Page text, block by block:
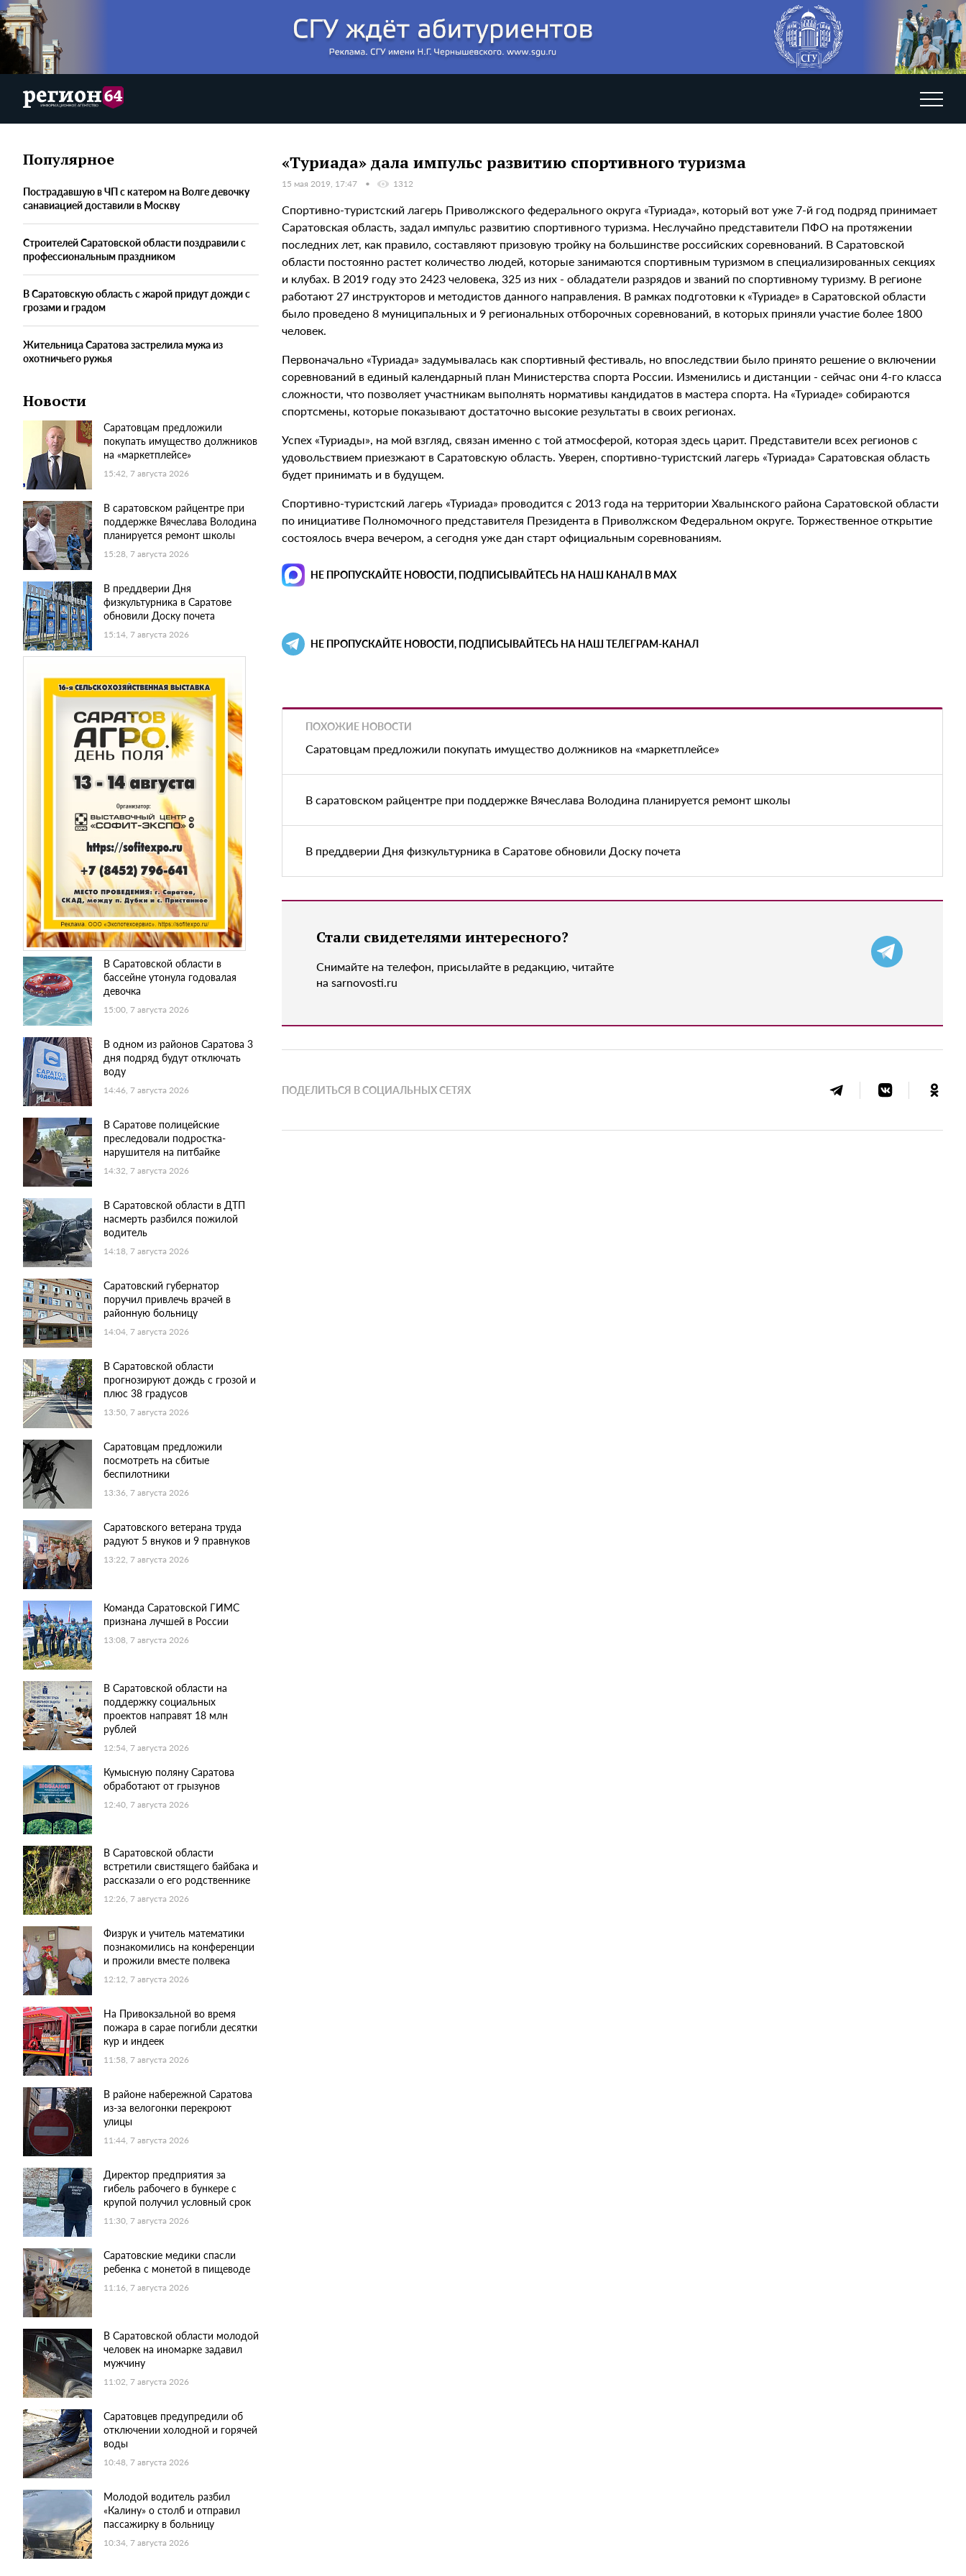
Популярное
Пострадавшую в ЧП с катером на Волге девочку
санавиацией доставили в Москву
Строителей Саратовской области поздравили с
профессиональным праздником
В Саратовскую область с жарой придут дожди с
грозами и градом
Жительница Саратова застрелила мужа из
охотничьего ружья
Новости
Саратовцам предложили
покупать имущество должников
на «маркетплейсе»
15:42, 7 августа 2026
В саратовском райцентре при
поддержке Вячеслава Володина
планируется ремонт школы
15:28, 7 августа 2026
В преддверии Дня
физкультурника в Саратове
обновили Доску почета
15:14, 7 августа 2026
В Саратовской области в
бассейне утонула годовалая
девочка
15:00, 7 августа 2026
В одном из районов Саратова 3
дня подряд будут отключать
воду
14:46, 7 августа 2026
В Саратове полицейские
преследовали подростка-
нарушителя на питбайке
14:32, 7 августа 2026
В Саратовской области в ДТП
насмерть разбился пожилой
водитель
14:18, 7 августа 2026
Саратовский губернатор
поручил привлечь врачей в
районную больницу
14:04, 7 августа 2026
В Саратовской области
прогнозируют дождь с грозой и
плюс 38 градусов
13:50, 7 августа 2026
Саратовцам предложили
посмотреть на сбитые
беспилотники
13:36, 7 августа 2026
Саратовского ветерана труда
радуют 5 внуков и 9 правнуков
13:22, 7 августа 2026
Команда Саратовской ГИМС
признана лучшей в России
13:08, 7 августа 2026
В Саратовской области на
поддержку социальных
проектов направят 18 млн
рублей
12:54, 7 августа 2026
Кумысную поляну Саратова
обработают от грызунов
12:40, 7 августа 2026
В Саратовской области
встретили свистящего байбака и
рассказали о его родственнике
12:26, 7 августа 2026
Физрук и учитель математики
познакомились на конференции
и прожили вместе полвека
12:12, 7 августа 2026
На Привокзальной во время
пожара в сарае погибли десятки
кур и индеек
11:58, 7 августа 2026
В районе набережной Саратова
из-за велогонки перекроют
улицы
11:44, 7 августа 2026
Директор предприятия за
гибель рабочего в бункере с
крупой получил условный срок
11:30, 7 августа 2026
Саратовские медики спасли
ребенка с монетой в пищеводе
11:16, 7 августа 2026
В Саратовской области молодой
человек на иномарке задавил
мужчину
11:02, 7 августа 2026
Саратовцев предупредили об
отключении холодной и горячей
воды
10:48, 7 августа 2026
Молодой водитель разбил
«Калину» о столб и отправил
пассажирку в больницу
10:34, 7 августа 2026
«Туриада» дала импульс развитию спортивного туризма
15 мая 2019, 17:47 1312
Спортивно-туристский лагерь Приволжского федерального округа «Туриада», который вот уже 7-й год подряд принимает
Саратовская область, задал импульс развитию спортивного туризма. Неслучайно представители ПФО на протяжении
последних лет, как правило, составляют призовую тройку на большинстве российских соревнований. В Саратовской
области постоянно растет количество людей, которые занимаются спортивным туризмом в специализированных секциях
и клубах. В 2019 году это 2423 человека, 325 из них - обладатели разрядов и званий по спортивному туризму. В регионе
работают 27 инструкторов и методистов данного направления. В рамках подготовки к «Туриаде» в Саратовской области
было проведено 8 муниципальных и 9 региональных отборочных соревнований, в которых приняли участие более 1800
человек.
Первоначально «Туриада» задумывалась как спортивный фестиваль, но впоследствии было принято решение о включении
соревнований в единый календарный план Министерства спорта России. Изменились и дистанции - сейчас они 4-го класса
сложности, что позволяет участникам выполнять нормативы кандидатов в мастера спорта. На «Туриаде» собираются
спортсмены, которые показывают достаточно высокие результаты в своих регионах.
Успех «Туриады», на мой взгляд, связан именно с той атмосферой, которая здесь царит. Представители всех регионов с
удовольствием приезжают в Саратовскую область. Уверен, спортивно-туристский лагерь «Туриада» Саратовская область
будет принимать и в будущем.
Спортивно-туристский лагерь «Туриада» проводится с 2013 года на территории Хвалынского района Саратовской области
по инициативе Полномочного представителя Президента в Приволжском Федеральном округе. Торжественное открытие
состоялось вчера вечером, а сегодня уже дан старт официальным соревнованиям.
НЕ ПРОПУСКАЙТЕ НОВОСТИ, ПОДПИСЫВАЙТЕСЬ НА НАШ КАНАЛ В MAX
НЕ ПРОПУСКАЙТЕ НОВОСТИ, ПОДПИСЫВАЙТЕСЬ НА НАШ ТЕЛЕГРАМ-КАНАЛ
ПОХОЖИЕ НОВОСТИ
Саратовцам предложили покупать имущество должников на «маркетплейсе»
В саратовском райцентре при поддержке Вячеслава Володина планируется ремонт школы
В преддверии Дня физкультурника в Саратове обновили Доску почета
Стали свидетелями интересного?
Снимайте на телефон, присылайте в редакцию, читайте
на sarnovosti.ru
ПОДЕЛИТЬСЯ В СОЦИАЛЬНЫХ СЕТЯХ